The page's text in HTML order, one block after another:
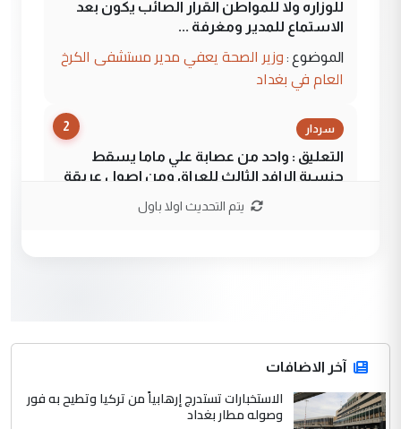
للوزاره ولا للمواطن القرار الصائب يكون بعد
الاستماع للمدير ومغرفة ...
الموضوع : وزير الصحة يعفي مدير مستشفى الكرخ
العام في بغداد
2 سردار
التعليق : واحد من عصابة علي ماما يسقط
جنسية الرافد الثالث للعراق ومن اصول عريقة
جنسية الرافد الثالث للعراق ومن اصول عريقة
ابا فرات ...
الموضوع :
الجواهري يرد على صدام حسين سل
مضجعيك يابن الزنا (نص كامل)
يتم التحديث اولا باول
آخر الاضافات
الاستخبارات تستدرج إرهابياً من تركيا وتطيح به فور
وصوله مطار بغداد